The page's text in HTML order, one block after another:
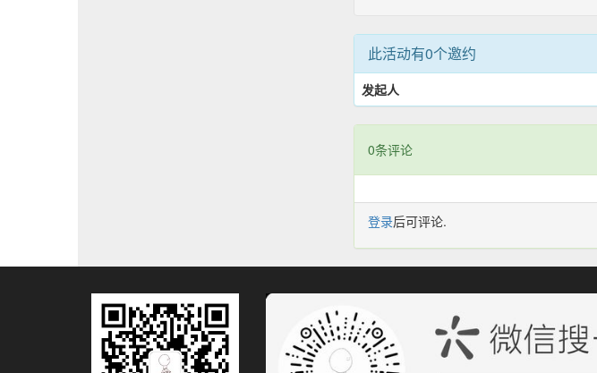
此活动有0个邀约
发起人
0条评论
登录后可评论.